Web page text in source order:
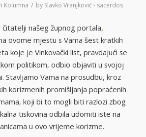
Kolumna / by Slavko Vranjković - sacerdos
čitatelji našeg župnog portala,
ovome mjestu s Vama šest kratkih
koje je Vinkovački list, pravdajući se
politikom, odbio objaviti u svojoj
Stavljamo Vama na prosudbu, kroz
korizmenih promišljanja popraćenih
koji bi to mogli biti razlozi zbog
tiskovina odbila udomiti iste na
u ovo vrijeme korizme.